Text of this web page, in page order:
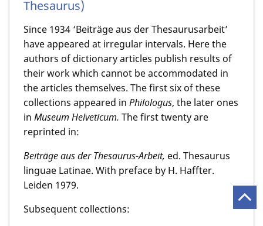
Thesaurus)
Since 1934 ‘Beiträge aus der Thesaurusarbeit’
have appeared at irregular intervals. Here the
authors of dictionary articles publish results of
their work which cannot be accommodated in
the articles themselves. The first six of these
collections appeared in Philologus, the later ones
in Museum Helveticum. The first twenty are
reprinted in:
Beiträge aus der Thesaurus-Arbeit, ed. Thesaurus
linguae Latinae. With preface by H. Haffter.
Leiden 1979.
Subsequent collections: